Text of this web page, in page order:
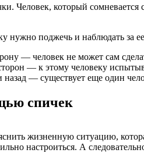
Человек, который
нужно поджечь и наблюдать за
— человек не может сам
— к этому человеку
— существует еще один
спичек
жизненную ситуацию,
настроиться. А